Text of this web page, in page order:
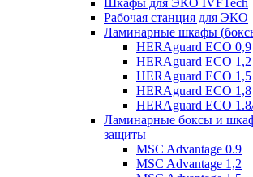
Рабочая станция для ЭКО
Ламинарные шкафы
HERAguard ECO 0,9
HERAguard ECO 1,2
HERAguard ECO 1,5
HERAguard ECO 1,8
HERAguard ECO
Ламинарные боксы и
защиты
MSC Advantage 0.9
MSC Advantage 1,2